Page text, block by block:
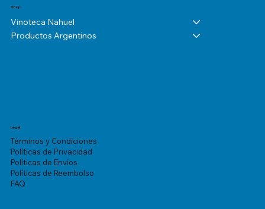
Shop
Vinoteca Nahuel
Productos Argentinos
Legal
Términos y Condiciones
Políticas de Privacidad
Políticas de Envíos
Políticas de Reembolso
FAQ